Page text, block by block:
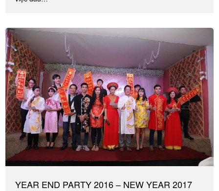
YEAR END PARTY 2016 – NEW YEAR 2017